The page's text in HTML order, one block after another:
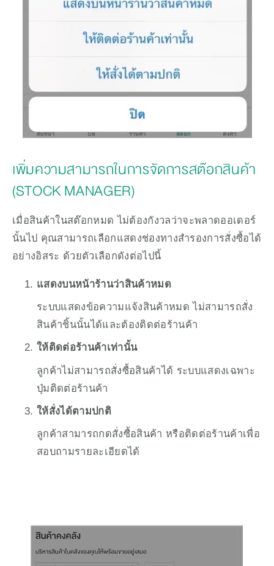
เพิ่มความสามารถในการจัดการสต๊อกสินค้า
(STOCK MANAGER)
เมื่อสินค้าในสต๊อกหมด ไม่ต้องกังวลว่าจะพลาดออเดอร์
นั้นไป คุณสามารถเลือกแสดงช่องทางสำรองการสั่งซื้อได้
อย่างอิสระ ด้วยตัวเลือกดังต่อไปนี้
แสดงบนหน้าร้านว่าสินค้าหมด
ระบบแสดงข้อความแจ้งสินค้าหมด ไม่สามารถสั่ง
สินค้าชิ้นนั้นได้และต้องติดต่อร้านค้า
ให้ติดต่อร้านค้าเท่านั้น
ลูกค้าไม่สามารถสั่งซื้อสินค้าได้ ระบบแสดงเฉพาะ
ปุ่มติดต่อร้านค้า
ให้สั่งได้ตามปกติ
ลูกค้าสามารถกดสั่งซื้อสินค้า หรือติดต่อร้านค้าเพื่อ
สอบถามรายละเอียดได้